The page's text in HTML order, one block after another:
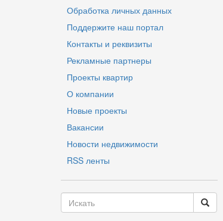
Обработка личных данных
Поддержите наш портал
Контакты и реквизиты
Рекламные партнеры
Проекты квартир
О компании
Новые проекты
Вакансии
Новости недвижимости
RSS ленты